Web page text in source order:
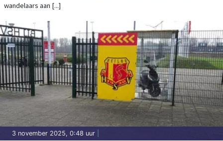
wandelaars aan [...]
3 november 2025, 0:48 uur